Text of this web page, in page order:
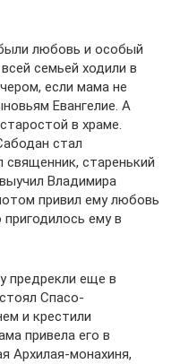
любовь и особый
семьей ходили в
если мама не
Евангелие. А
в храме.
стал
старенький
Владимира
привил ему любовь
ему в
предрекли еще в
Спасо-
и крестили
привела его в
Архилая-монахиня,